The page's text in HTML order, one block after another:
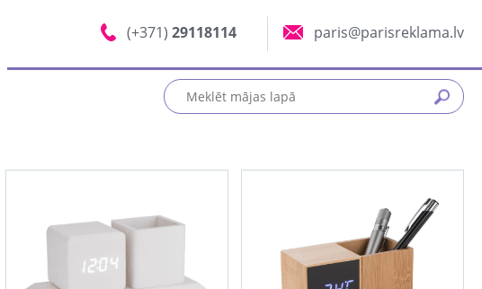
(+371) 29118114 paris@parisreklama.lv